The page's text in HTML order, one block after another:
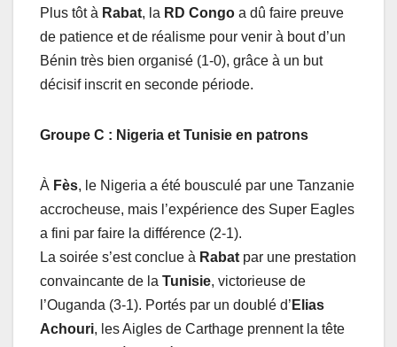
Plus tôt à Rabat, la RD Congo a dû faire preuve
de patience et de réalisme pour venir à bout d’un
Bénin très bien organisé (1-0), grâce à un but
décisif inscrit en seconde période.
Groupe C : Nigeria et Tunisie en patrons
À Fès, le Nigeria a été bousculé par une Tanzanie
accrocheuse, mais l’expérience des Super Eagles
a fini par faire la différence (2-1).
La soirée s’est conclue à Rabat par une prestation
convaincante de la Tunisie, victorieuse de
l’Ouganda (3-1). Portés par un doublé d’ Elias
Achouri, les Aigles de Carthage prennent la tête